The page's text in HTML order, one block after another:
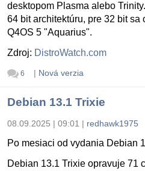
desktopom Plasma alebo
64 bit architektúru, pre 32 bit sa
Q4OS 5 "Aquarius".
Zdroj: DistroWatch.com
6 | Nová verzia
Debian 13.1 Trixie
08.09.2025 | 09:01 | redhawk1975
Po mesiaci od vydania Debian
Debian 13.1 Trixie opravuje 71